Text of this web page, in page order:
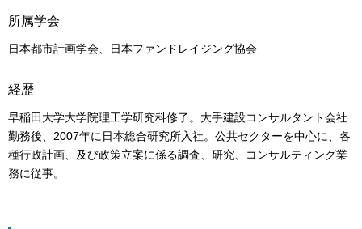
所属学会
日本都市計画学会、日本ファンドレイジング協会
経歴
早稲田大学大学院理工学研究科修了。大手建設コンサルタント会社
勤務後、2007年に日本総合研究所入社。公共セクターを中心に、各
種行政計画、及び政策立案に係る調査、研究、コンサルティング業
務に従事。